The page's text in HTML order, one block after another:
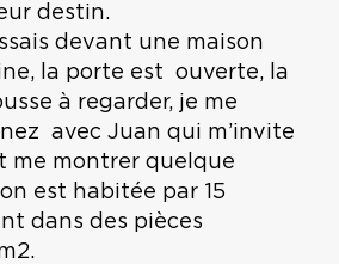
destin.
devant une maison
la porte est ouverte, la
à regarder, je me
avec Juan qui m’invite
me montrer quelque
est habitée par 15
dans des pièces